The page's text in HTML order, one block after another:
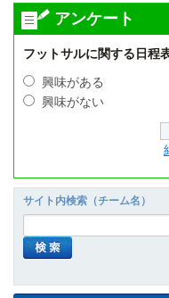
アンケート
フットサルに関する日程
興味がある
興味がない
サイト内検索（チーム名）